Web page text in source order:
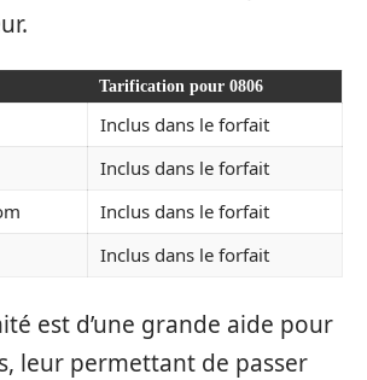
Tarification pour 0806
Inclus dans le forfait
Inclus dans le forfait
Inclus dans le forfait
Inclus dans le forfait
est d’une grande aide pour
leur permettant de passer